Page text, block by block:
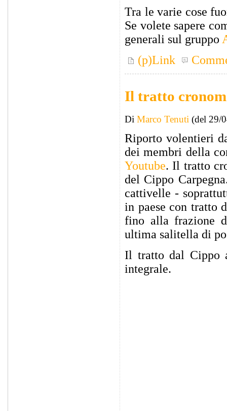
Tra le varie cose
Se volete sapere
generali sul gruppo
(p)Link
Il tratto
Di Marco Tenuti (del 29/
Riporto volentieri
dei membri della
Youtube. Il tratto
del Cippo
cattivelle -
in paese con tratto
fino alla frazione
ultima salitella di
Il tratto dal Cippo
integrale.